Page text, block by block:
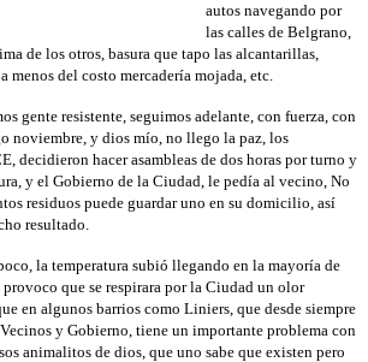
autos navegando por
las calles de Belgrano,
de los otros, basura que tapo las alcantarillas,
menos del costo mercadería mojada, etc.
gente resistente, seguimos adelante, con fuerza, con
noviembre, y dios mío, no llego la paz, los
decidieron hacer asambleas de dos horas por turno y
y el Gobierno de la Ciudad, le pedía al vecino, No
residuos puede guardar uno en su domicilio, así
resultado.
la temperatura subió llegando en la mayoría de
provoco que se respirara por la Ciudad un olor
en algunos barrios como Liniers, que desde siempre
y Gobierno, tiene un importante problema con
animalitos de dios, que uno sabe que existen pero